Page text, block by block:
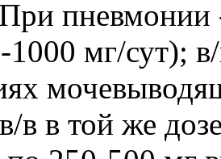
При
1000 мг/сут);
в в той же